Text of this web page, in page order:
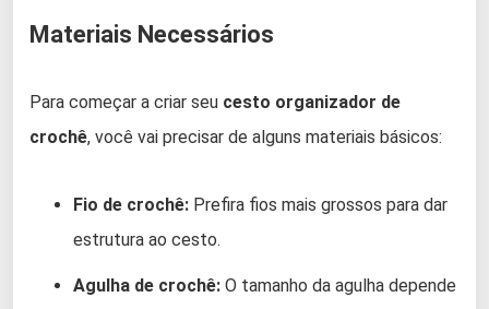
Materiais Necessários
Para começar a criar seu cesto organizador de
crochê, você vai precisar de alguns materiais básicos:
Fio de crochê: Prefira fios mais grossos para dar
estrutura ao cesto.
Agulha de crochê: O tamanho da agulha depende